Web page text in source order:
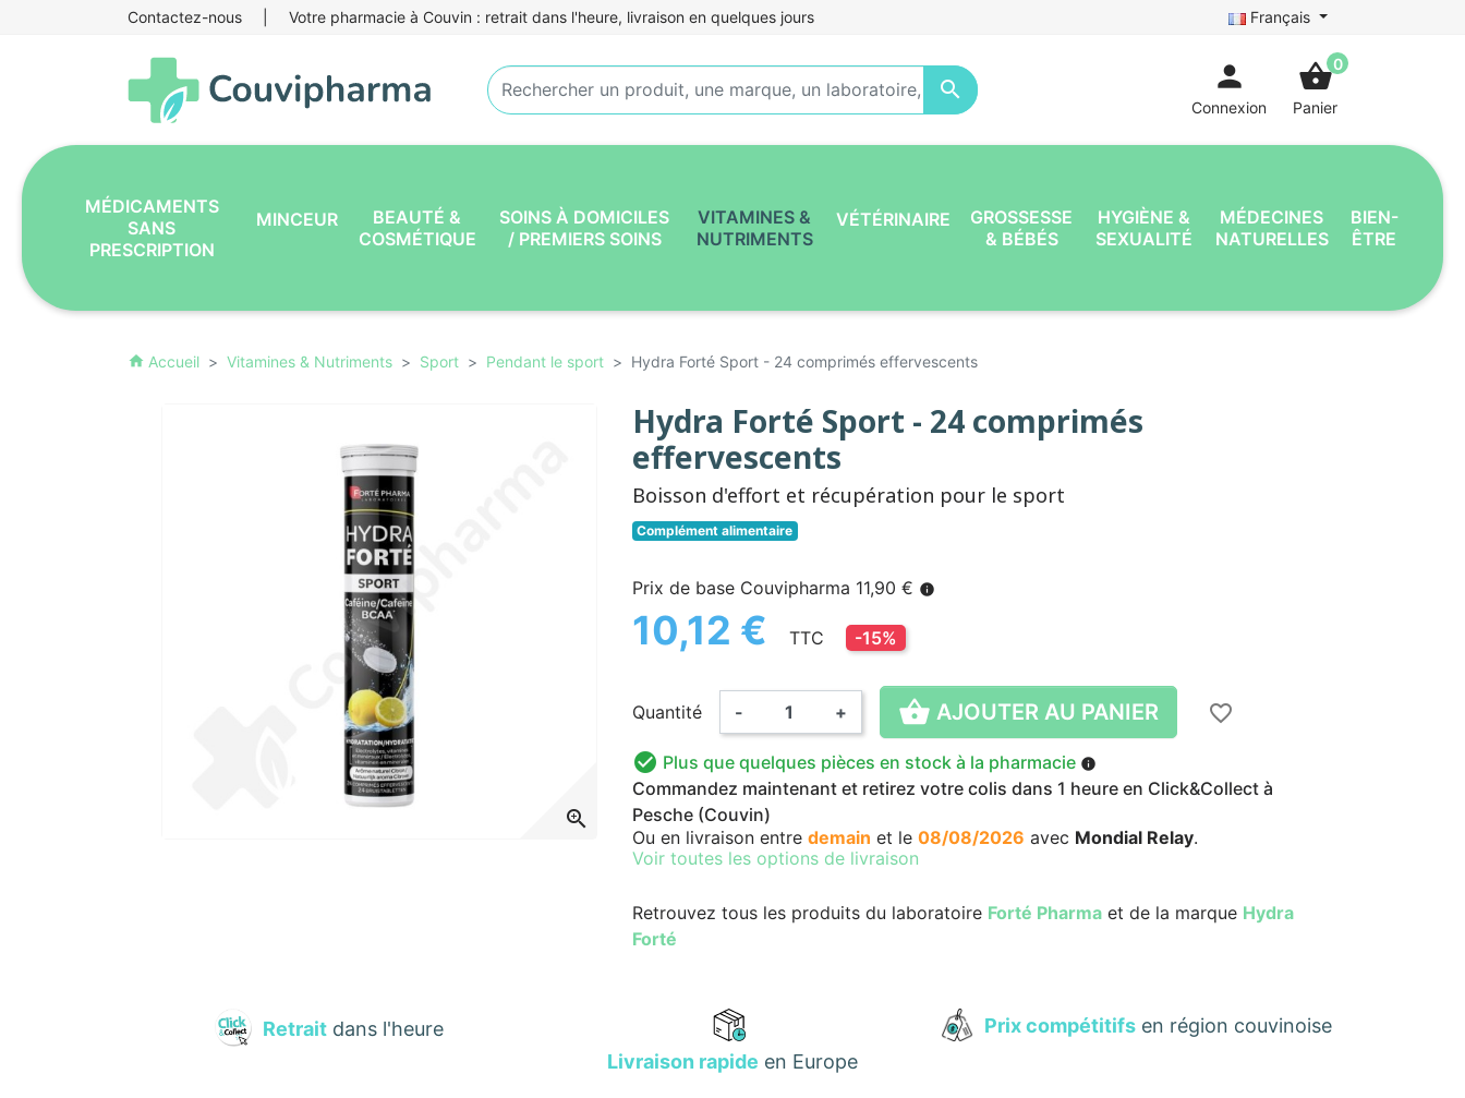
Contactez-nous Votre pharmacie à Couvin : retrait dans l'heure, livraison en quelques jours Français
 person
Connexion
shopping_basket0
Panier
MÉDICAMENTS
SANS
PRESCRIPTION
MINCEUR
BEAUTÉ &
COSMÉTIQUE
SOINS À DOMICILES
/ PREMIERS SOINS
VITAMINES &
NUTRIMENTS
VÉTÉRINAIRE
GROSSESSE
& BÉBÉS
HYGIÈNE &
SEXUALITÉ
MÉDECINES
NATURELLES
BIEN-
ÊTRE
home Accueil Vitamines & Nutriments Sport Pendant le sport Hydra Forté Sport - 24 comprimés effervescents
zoom_in
Hydra Forté Sport - 24 comprimés
effervescents
Boisson d'effort et récupération pour le sport
Complément alimentaire
Prix de base Couvipharma 11,90 € info
10,12 € TTC -15%
Quantité - +  AJOUTER AU PANIER
favorite_border
 Plus que quelques pièces en stock à la pharmacie info
Commandez maintenant et retirez votre colis dans 1 heure en Click&Collect à
Pesche (Couvin)
Ou en livraison entre demain et le 08/08/2026 avec Mondial Relay.
Voir toutes les options de livraison
Retrouvez tous les produits du laboratoire Forté Pharmaet de la marque Hydra
Forté
Retraitdans l'heure
Livraison rapide en Europe
Prix compétitifsen région couvinoise